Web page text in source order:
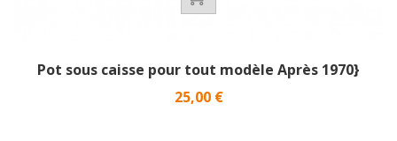
Pot sous caisse pour tout modèle Après 1970}
Prix
25,00 €